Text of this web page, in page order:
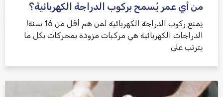
من أي عمر يُسمح بركوب الدراجة الكهربائية؟
يمنع ركوب الدراجة الكهربائية لمن هم أقل من 16 سنة!
الدراجات الكهربائية هي مركبات مزودة بمحركات بكل ما
يترتب على